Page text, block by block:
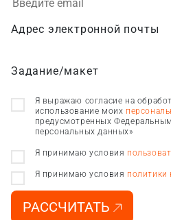
Адрес электронной почты
Задание/макет
Я выражаю согласие на
использование моих
предусмотренных
персональных данных»
Я принимаю условия
Я принимаю условия политики
РАССЧИТАТЬ